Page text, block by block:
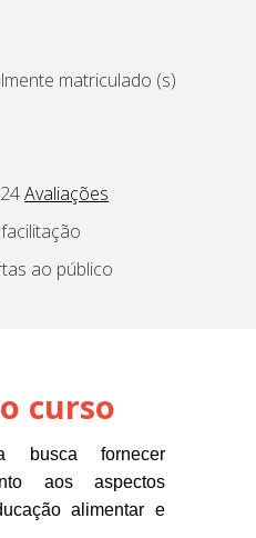
matriculado (s)
Avaliações
ao público
curso
busca fornecer
aos aspectos
alimentar e